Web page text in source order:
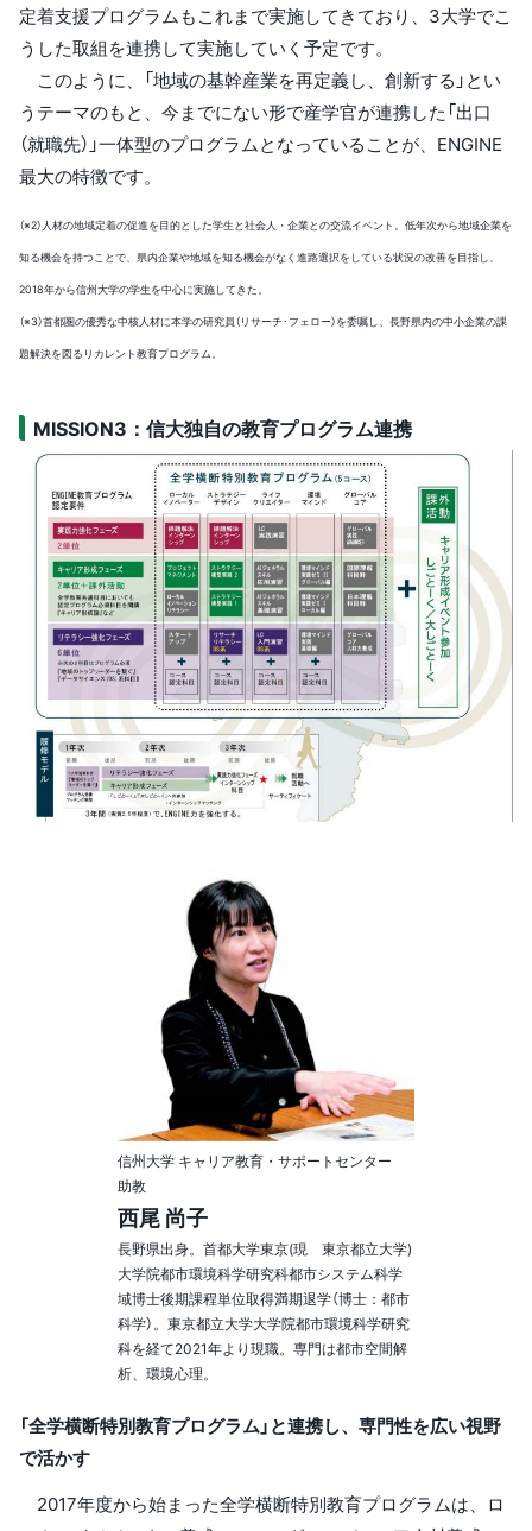
定着支援プログラムもこれまで実施してきており、3大学でこ
うした取組を連携して実施していく予定です。
このように、「地域の基幹産業を再定義し、創新する」とい
うテーマのもと、今までにない形で産学官が連携した「出口
（就職先）」一体型のプログラムとなっていることが、ENGINE
最大の特徴です。
（※2）人材の地域定着の促進を目的とした学生と社会人・企業との交流イベント。低年次から地域企業を
知る機会を持つことで、県内企業や地域を知る機会がなく進路選択をしている状況の改善を目指し、
2018年から信州大学の学生を中心に実施してきた。
（※3）首都圏の優秀な中核人材に本学の研究員（リサーチ･フェロー）を委嘱し、長野県内の中小企業の課
題解決を図るリカレント教育プログラム。
MISSION3：信大独自の教育プログラム連携
信州大学 キャリア教育・サポートセンター
助教
西尾 尚子
長野県出身。首都大学東京(現 東京都立大学)
大学院都市環境科学研究科都市システム科学
域博士後期課程単位取得満期退学（博士：都市
科学）。東京都立大学大学院都市環境科学研究
科を経て2021年より現職。専門は都市空間解
析、環境心理。
「全学横断特別教育プログラム」と連携し、専門性を広い視野
で活かす
2017年度から始まった全学横断特別教育プログラムは、ロ